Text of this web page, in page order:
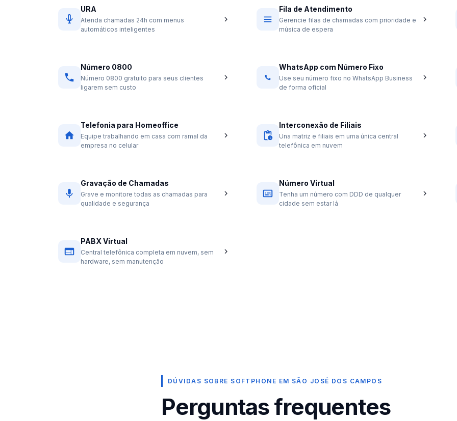
URA
Atenda chamadas 24h com menus
automáticos inteligentes
Fila de Atendimento
Gerencie filas de chamadas com prioridade e
música de espera
Número 0800
Número 0800 gratuito para seus clientes
ligarem sem custo
WhatsApp com Número Fixo
Use seu número fixo no WhatsApp Business
de forma oficial
Telefonia para Homeoffice
Equipe trabalhando em casa com ramal da
empresa no celular
Interconexão de Filiais
Una matriz e filiais em uma única central
telefônica em nuvem
Gravação de Chamadas
Grave e monitore todas as chamadas para
qualidade e segurança
Número Virtual
Tenha um número com DDD de qualquer
cidade sem estar lá
PABX Virtual
Central telefônica completa em nuvem, sem
hardware, sem manutenção
DÚVIDAS SOBRE SOFTPHONE EM SÃO JOSÉ DOS CAMPOS
Perguntas frequentes